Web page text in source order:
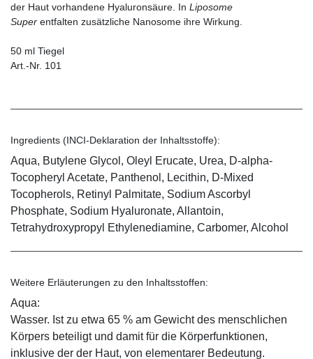
der Haut vorhandene Hyaluronsäure. In Liposome
Super entfalten zusätzliche Nanosome ihre Wirkung.
50 ml Tiegel
Art.-Nr. 101
Ingredients (INCI-Deklaration der Inhaltsstoffe):
Aqua, Butylene Glycol, Oleyl Erucate, Urea, D-alpha-
Tocopheryl Acetate, Panthenol, Lecithin, D-Mixed
Tocopherols, Retinyl Palmitate, Sodium Ascorbyl
Phosphate, Sodium Hyaluronate, Allantoin,
Tetrahydroxypropyl Ethylenediamine, Carbomer, Alcohol
Weitere Erläuterungen zu den Inhaltsstoffen:
Aqua:
Wasser. Ist zu etwa 65 % am Gewicht des menschlichen
Körpers beteiligt und damit für die Körperfunktionen,
inklusive der der Haut, von elementarer Bedeutung.